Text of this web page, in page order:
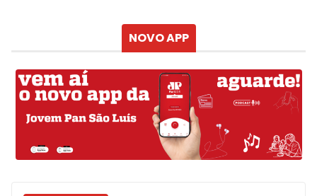
NOVO APP